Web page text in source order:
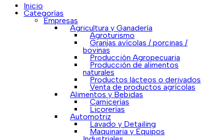
Inicio
Categorías
Empresas
Agricultura y Ganadería
Agroturismo
Granjas avícolas / porcinas /
bovinas
Producción Agropecuaria
Producción de alimentos
naturales
Productos lácteos o derivados
Venta de productos agrícolas
Alimentos y Bebidas
Carnicerías
Licorerías
Automotriz
Lavado y Detailing
Maquinaria y Equipos